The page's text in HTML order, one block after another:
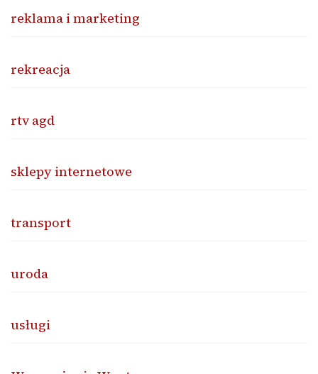
reklama i marketing
rekreacja
rtv agd
sklepy internetowe
transport
uroda
usługi